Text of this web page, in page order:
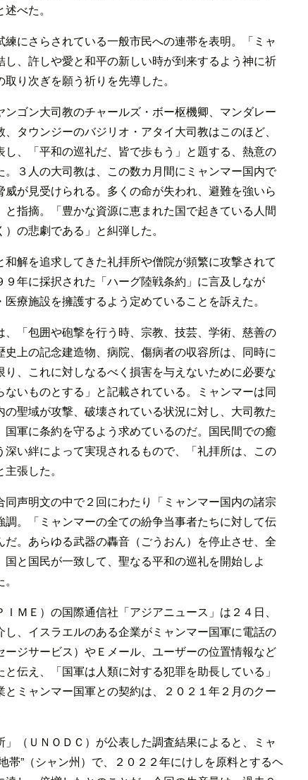
べた。
練にさらされている一般市民への連帯を表明。「ミャ
し、許しや愛と和平の新しい時が到来するよう神に祈
り次ぎを願う祈りを先導した。
ンゴン大司教のチャールズ・ボー枢機卿、マンダレー
タウンジーのバジリオ・アタイ大司教はこのほど、
、「平和の巡礼だ、皆で歩もう」と題する、熱意の
。３人の大司教は、この数カ月間にミャンマー国内で
威が見受けられる。多くの命が失われ、避難を強いら
指摘。「豊かな資源に恵まれた国で起きている人間
の悲劇である」と糾弾した。
和解を追求してきた礼拝所や僧院が頻繁に攻撃されて
年に採択された「ハーグ陸戦条約」に言及しなが
療施設を擁護するよう定めていることを訴えた。
「包囲や砲撃を行う時、宗教、技芸、学術、慈善の
上の記念建造物、病院、傷病者の収容所は、同時に
、これに対しなるべく損害を与えないために必要な
いものとする」と記載されている。ミャンマーは同
聖域が攻撃、破壊されている状況に対し、大司教た
軍に条約を守るよう求めているのだ。国民間での癒
い絆によって実現されるもので、「礼拝所は、この
張した。
声明文の中で２回にわたり「ミャンマー国内の諸宗
。「ミャンマーの全ての紛争当事者たちに対して伝
だ。あらゆる武器の轟音（ごうおん）を停止させ、全
と国民が一致して、聖なる平和の巡礼を開始しよ
ＭＥ）の国際通信社「アジアニュース」は２４日、
し、イスラエルのある企業がミャンマー国軍に電話の
ジサービス）やＥメール、ユーザーの位置情報など
伝え、「国軍は人類に対する犯罪を助長している」
ミャンマー国軍との契約は、２０２１年２月のクー
」（ＵＮＯＤＣ）が公表した調査結果によると、ミャ
帯”（シャン州）で、２０２２年にけしを原料とするヘ